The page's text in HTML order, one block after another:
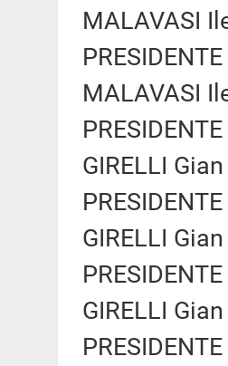
MALAVASI
MALAVASI
GIRELLI
GIRELLI
GIRELLI